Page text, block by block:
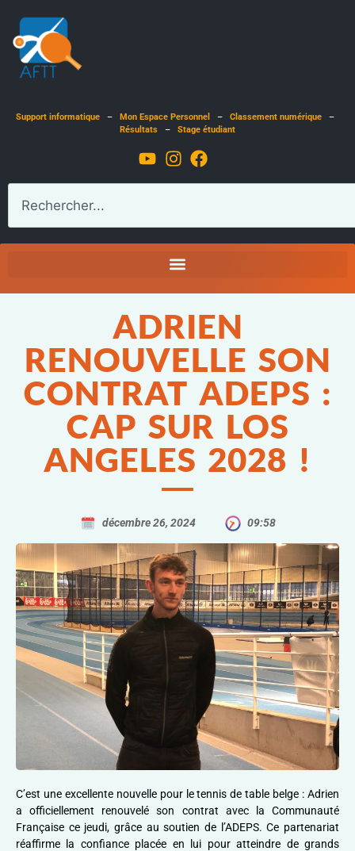
Support informatique – Mon Espace Personnel – Classement numérique –
Résultats – Stage étudiant
ADRIEN
RENOUVELLE SON
CONTRAT ADEPS :
CAP SUR LOS
ANGELES 2028 !
décembre 26, 2024 09:58
C’est une excellente nouvelle pour le tennis de table belge : Adrien
a officiellement renouvelé son contrat avec la Communauté
Française ce jeudi, grâce au soutien de l’ADEPS. Ce partenariat
réaffirme la confiance placée en lui pour atteindre de grands